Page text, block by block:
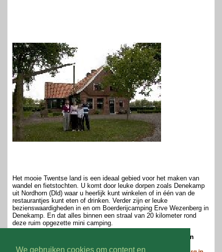
We gebruiken cookies om content en
Het mooie Twentse land is een ideaal gebied voor het maken van
wandel en fietstochten. U komt door leuke dorpen zoals Denekamp
uit Nordhorn (Dld) waar u heerlijk kunt winkelen of in één van de
restaurantjes kunt eten of drinken. Verder zijn er leuke
bezienswaardigheden in en om Boerderijcamping Erve Wezenberg in
Denekamp. En dat alles binnen een straal van 20 kilometer rond
deze ruim opgezette mini camping.
Wilt u nog meer weten over deze boerderijcamping in